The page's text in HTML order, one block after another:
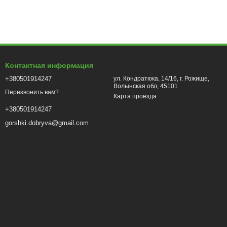
Контактная информация
+380501914247
Перезвонить вам?
+380501914247
gorshki.dobryva@gmail.com
ул. Кондратюка, 14/16, г. Рожище,
Волынская обл, 45101
Карта проезда